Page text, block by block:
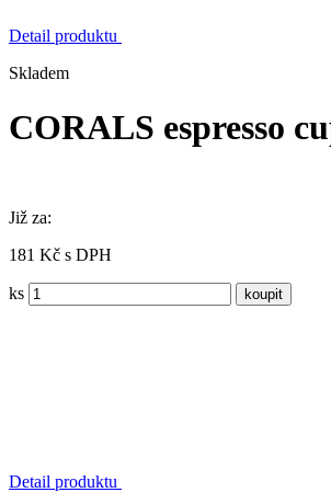
Detail produktu
Skladem
CORALS espresso
Již za:
181 Kč s DPH
ks
Detail produktu